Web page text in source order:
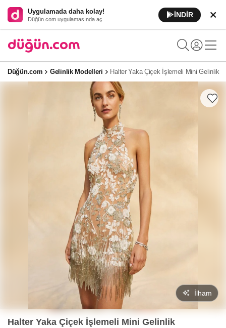
Uygulamada daha kolay!
Düğün.com uygulamasında aç
İNDİR
Düğün.com Gelinlik Modelleri Halter Yaka Çiçek İşlemeli Mini Gelinlik
İlham
Halter Yaka Çiçek İşlemeli Mini Gelinlik